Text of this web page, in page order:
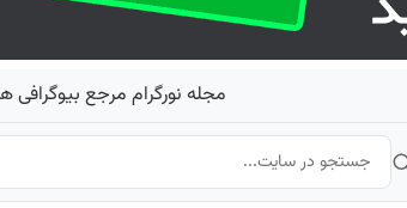
مجله نورگرام مرجع بیوگرافی